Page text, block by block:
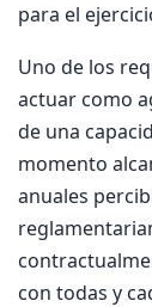
para el
Uno de los
actuar como
de una
momento
anuales
con todas y